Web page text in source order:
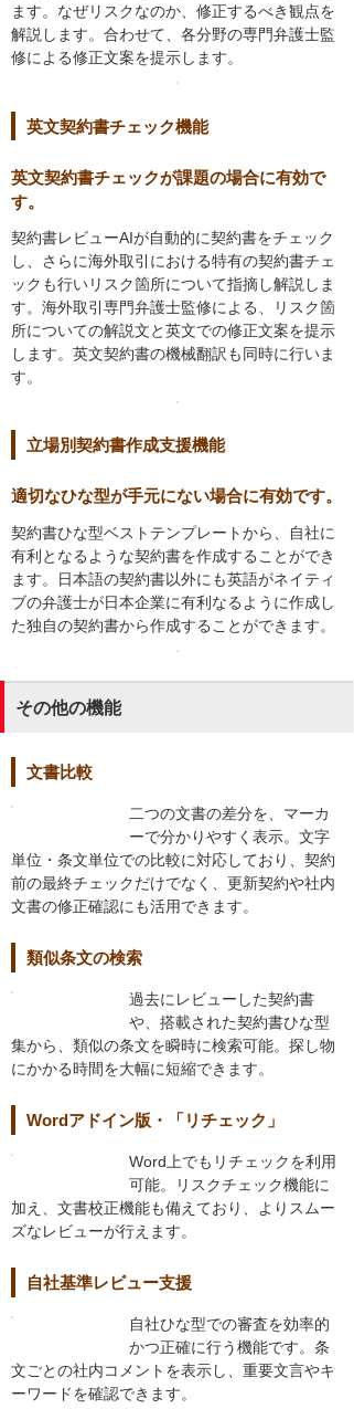
ます。なぜリスクなのか、修正するべき観点を
解説します。合わせて、各分野の専門弁護士監
修による修正文案を提示します。
英文契約書チェック機能
英文契約書チェックが課題の場合に有効で
す。
契約書レビューAIが自動的に契約書をチェック
し、さらに海外取引における特有の契約書チェ
ックも行いリスク箇所について指摘し解説しま
す。海外取引専門弁護士監修による、リスク箇
所についての解説文と英文での修正文案を提示
します。英文契約書の機械翻訳も同時に行いま
す。
立場別契約書作成支援機能
適切なひな型が手元にない場合に有効です。
契約書ひな型ベストテンプレートから、自社に
有利となるような契約書を作成することができ
ます。日本語の契約書以外にも英語がネイティ
ブの弁護士が日本企業に有利なるように作成し
た独自の契約書から作成することができます。
その他の機能
文書比較
二つの文書の差分を、マーカ
ーで分かりやすく表示。文字
単位・条文単位での比較に対応しており、契約
前の最終チェックだけでなく、更新契約や社内
文書の修正確認にも活用できます。
類似条文の検索
過去にレビューした契約書
や、搭載された契約書ひな型
集から、類似の条文を瞬時に検索可能。探し物
にかかる時間を大幅に短縮できます。
Wordアドイン版・「リチェック」
Word上でもリチェックを利用
可能。リスクチェック機能に
加え、文書校正機能も備えており、よりスムー
ズなレビューが行えます。
自社基準レビュー支援
自社ひな型での審査を効率的
かつ正確に行う機能です。条
文ごとの社内コメントを表示し、重要文言やキ
ーワードを確認できます。